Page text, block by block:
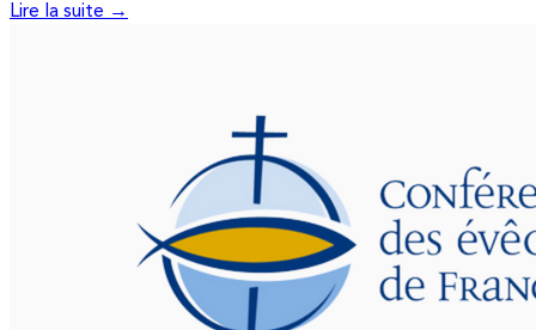
Lire la suite →